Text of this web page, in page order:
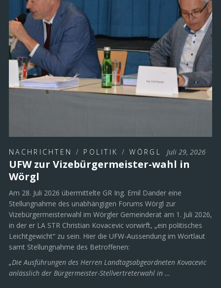
NACHRICHTEN / POLITIK /WÖRGL Juli 29, 2026
UFW zur Vizebürgermeister-wahl in
Wörgl
Am 28. Juli 2026 übermittelte GR Ing. Emil Dander eine
Stellungnahme des unabhängigen Forums Wörgl zur
Vizebürgermeisterwahl im Wörgler Gemeinderat am 1. Juli 2026,
in der er LA STR Christian Kovacevic vorwirft, „ein politisches
Leichtgewicht“ zu sein. Hier die UFW-Aussendung im Wortlaut
samt Stellungnahme des Betroffenen:
„Die Ausführungen des Herren Landtagsabgeordneten Kovacevic
anlässlich der Bürgermeister-Stellvertreterwahl in …